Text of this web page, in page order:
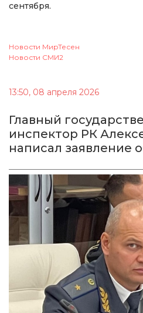
сентября.
Новости МирТесен
Новости СМИ2
13:50, 08 апреля 2026
Главный
инспектор РК
написал заявление